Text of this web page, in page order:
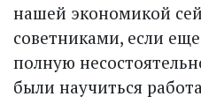
нашей экономикой
советниками, если
полную
были научиться